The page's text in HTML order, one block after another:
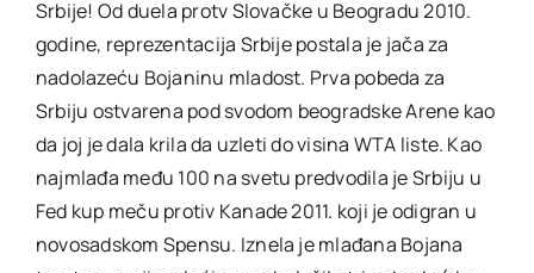
Srbije! Od duela protv Slovačke u Beogradu 2010.
godine, reprezentacija Srbije postala je jača za
nadolazeću Bojaninu mladost. Prva pobeda za
Srbiju ostvarena pod svodom beogradske Arene kao
da joj je dala krila da uzleti do visina WTA liste. Kao
najmlađa među 100 na svetu predvodila je Srbiju u
Fed kup meču protiv Kanade 2011. koji je odigran u
novosadskom Spensu. Iznela je mlađana Bojana